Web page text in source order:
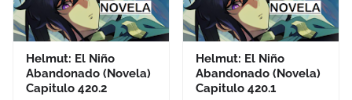
Helmut: El Niño
Abandonado (Novela)
Capitulo 420.2
Helmut: El Niño
Abandonado (Novela)
Capitulo 420.1